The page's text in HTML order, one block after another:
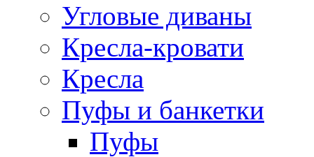
Угловые диваны
Кресла-кровати
Кресла
Пуфы и банкетки
Пуфы